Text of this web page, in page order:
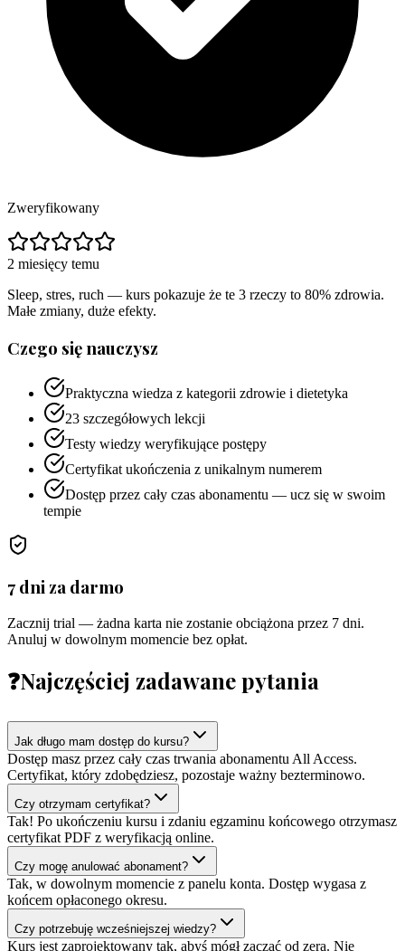
Zweryfikowany
2 miesięcy temu
Sleep, stres, ruch — kurs pokazuje że te 3 rzeczy to 80% zdrowia.
Małe zmiany, duże efekty.
Czego się nauczysz
Praktyczna wiedza z kategorii zdrowie i dietetyka
23 szczegółowych lekcji
Testy wiedzy weryfikujące postępy
Certyfikat ukończenia z unikalnym numerem
Dostęp przez cały czas abonamentu — ucz się w swoim
tempie
7 dni za darmo
Zacznij trial — żadna karta nie zostanie obciążona przez 7 dni.
Anuluj w dowolnym momencie bez opłat.
❓Najczęściej zadawane pytania
Jak długo mam dostęp do kursu?
Dostęp masz przez cały czas trwania abonamentu All Access.
Certyfikat, który zdobędziesz, pozostaje ważny bezterminowo.
Czy otrzymam certyfikat?
Tak! Po ukończeniu kursu i zdaniu egzaminu końcowego otrzymasz
certyfikat PDF z weryfikacją online.
Czy mogę anulować abonament?
Tak, w dowolnym momencie z panelu konta. Dostęp wygasa z
końcem opłaconego okresu.
Czy potrzebuję wcześniejszej wiedzy?
Kurs jest zaprojektowany tak, abyś mógł zacząć od zera. Nie